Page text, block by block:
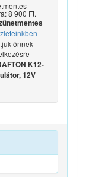
8 900 Ft.
önnek
K12-
12V